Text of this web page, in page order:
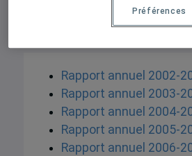
Rapport annuel 2002-
Rapport annuel 2003-
Rapport annuel 2004-
Rapport annuel 2005-
Rapport annuel 2006-
Préférences